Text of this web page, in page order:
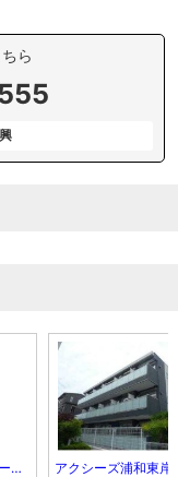
ら
バージュアル浦和イースト
アクシーズ浦和東岸